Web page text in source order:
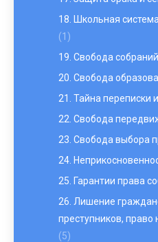
18. Школьная
(1)
19. Свобода собраний
20. Свобода
21. Тайна переписки
22. Свобода
23. Свобода выбора
24.
25. Гарантии права
26. Лишение
преступников,
(5)